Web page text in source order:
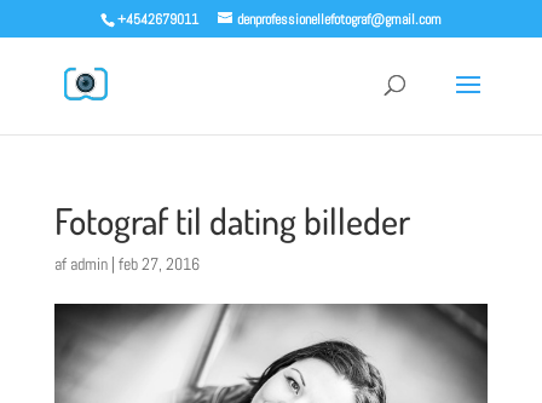
+4542679011 denprofessionellefotograf@gmail.com
Fotograf til dating billeder
af admin| feb 27, 2016